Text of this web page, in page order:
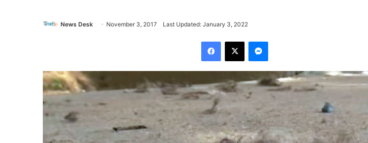
News Desk November 3, 2017 Last Updated: January 3, 2022